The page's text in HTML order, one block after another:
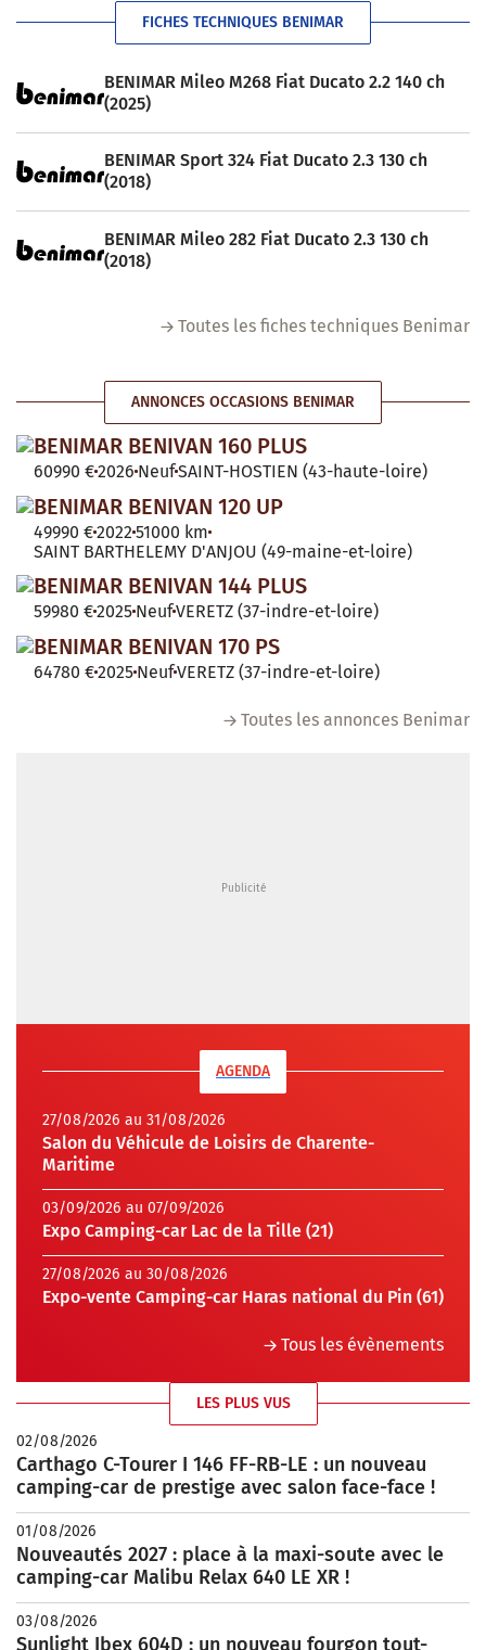
FICHES TECHNIQUES BENIMAR
BENIMAR Mileo M268 Fiat Ducato 2.2 140 ch
(2025)
BENIMAR Sport 324 Fiat Ducato 2.3 130 ch
(2018)
BENIMAR Mileo 282 Fiat Ducato 2.3 130 ch
(2018)
Toutes les fiches techniques Benimar
ANNONCES OCCASIONS BENIMAR
BENIMAR BENIVAN 160 PLUS
60990 €2026 NeufSAINT-HOSTIEN (43-haute-loire)
BENIMAR BENIVAN 120 UP
49990 €2022 51000 km
SAINT BARTHELEMY D'ANJOU (49-maine-et-loire)
BENIMAR BENIVAN 144 PLUS
59980 €2025 NeufVERETZ (37-indre-et-loire)
BENIMAR BENIVAN 170 PS
64780 €2025 NeufVERETZ (37-indre-et-loire)
Toutes les annonces Benimar
AGENDA
27/08/2026 au 31/08/2026
Salon du Véhicule de Loisirs de Charente-
Maritime
03/09/2026 au 07/09/2026
Expo Camping-car Lac de la Tille (21)
27/08/2026 au 30/08/2026
Expo-vente Camping-car Haras national du Pin (61)
Tous les évènements
LES PLUS VUS
02/08/2026
Carthago C-Tourer I 146 FF-RB-LE : un nouveau
camping-car de prestige avec salon face-face !
01/08/2026
Nouveautés 2027 : place à la maxi-soute avec le
camping-car Malibu Relax 640 LE XR !
03/08/2026
Sunlight Ibex 604D : un nouveau fourgon tout-